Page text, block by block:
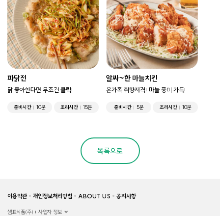
파닭전
닭 좋아한다면 무조건 클릭!
준비시간 10분 조리시간 15분
알싸~한 마늘치킨
온가족 취향저격! 마늘 풍미 가득!
준비시간 5분 조리시간 10분
목록으로
이용약관 개인정보처리방침 ABOUT US 공지사항
샘표식품(주)
사업자 정보